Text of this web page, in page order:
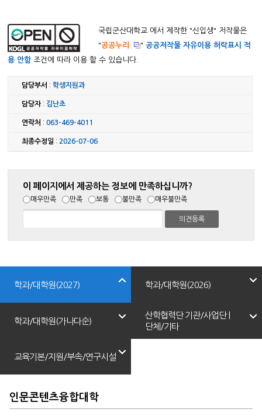
국립군산대학교 에서 제작한 "신입생" 저작물은
"공공누리 "공공저작물 자유이용 허락표시 적
용 안함조건에 따라 이용 할 수 있습니다.
담당부서 :학생지원과
담당자: 김난초
연락처 :063-469-4011
최종수정일 : 2026-07-06
이 페이지에서 제공하는 정보에 만족하십니까?
매우만족 만족 보통 불만족 매우불만족
학과/대학원(2027)
인문콘텐츠융합대학
학과/대학원(2026)
학과/대학원(가나다순)
교육기본/지원/부속/연구시설
산학협력단 기관/사업단 |
단체/기타